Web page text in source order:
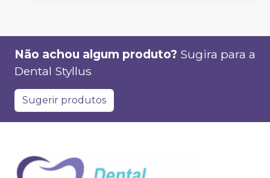
Não achou algum produto? Sugira para a
Dental Styllus
Sugerir produtos